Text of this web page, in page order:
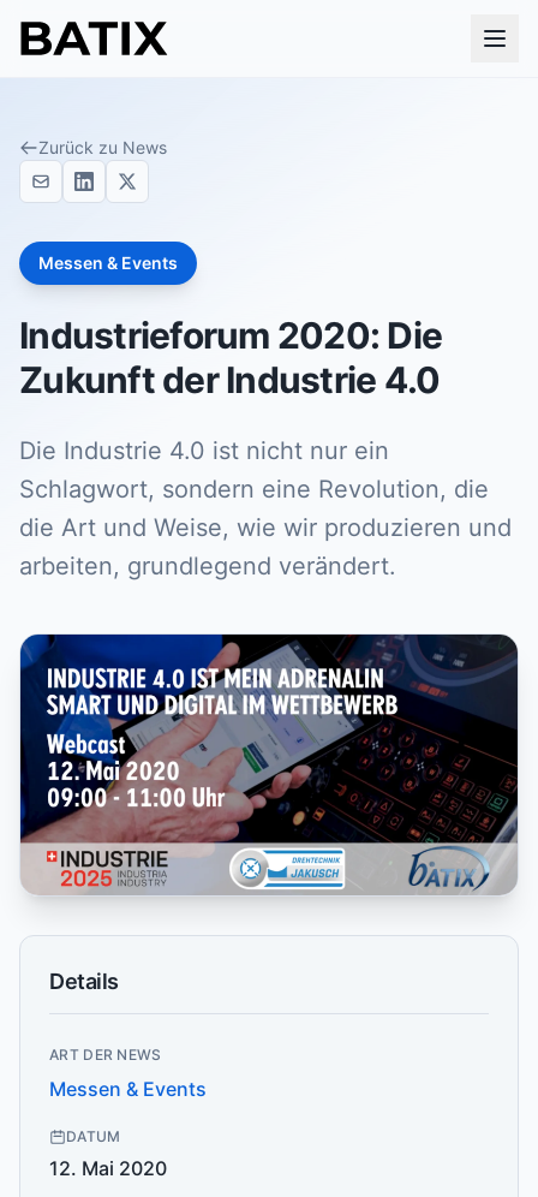
Zurück zu News
Messen & Events
Industrieforum 2020: Die
Zukunft der Industrie 4.0
Die Industrie 4.0 ist nicht nur ein
Schlagwort, sondern eine Revolution, die
die Art und Weise, wie wir produzieren und
arbeiten, grundlegend verändert.
Details
ART DER NEWS
Messen & Events
DATUM
12. Mai 2020